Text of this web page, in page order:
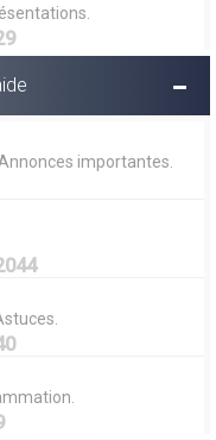
importantes.